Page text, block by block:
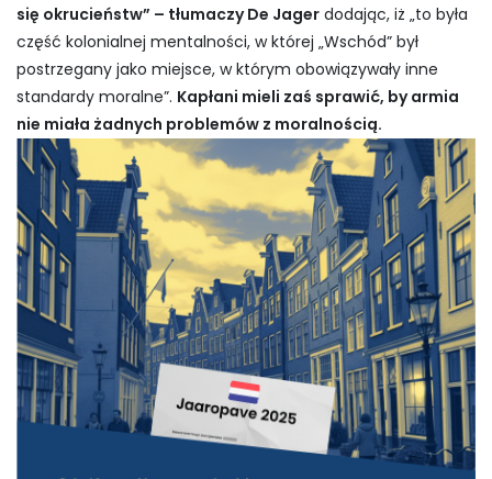
się okrucieństw” – tłumaczy De Jager dodając, iż „to była
część kolonialnej mentalności, w której „Wschód” był
postrzegany jako miejsce, w którym obowiązywały inne
standardy moralne”. Kapłani mieli zaś sprawić, by armia
nie miała żadnych problemów z moralnością.